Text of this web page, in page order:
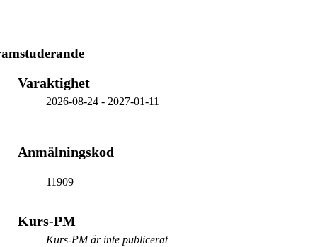
Varaktighet
2026-08-24- 2027-01-11
Anmälningskod
11909
Kurs-PM
Kurs-PM är inte publicerat